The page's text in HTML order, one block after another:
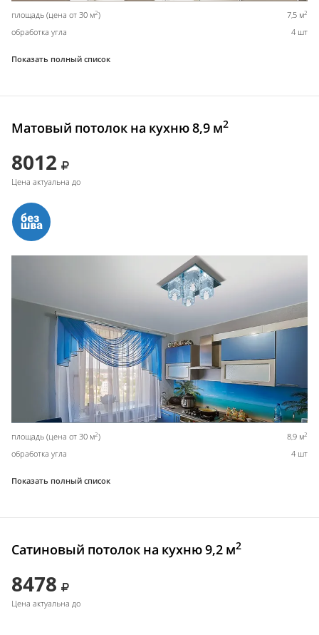
площадь (цена от 30 м2) 7,5 м2
обработка угла 4 шт
Показать полный список
Матовый потолок на кухню 8,9 м2
8012
Цена актуальна до
площадь (цена от 30 м2) 8,9 м2
обработка угла 4 шт
Показать полный список
Сатиновый потолок на кухню 9,2 м2
8478
Цена актуальна до